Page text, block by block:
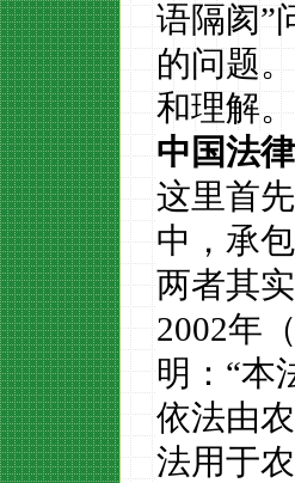
语隔阂”
的问题
和理解。
中国法
这里首
中，承
两者其
2002年
明：“本
依法由
法用于